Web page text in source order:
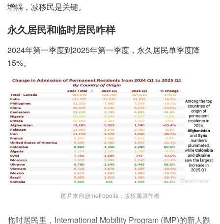
增幅，减移民是关键。
永久居民和临时居民咋样
2024年第一季度到2025年第一季度，永久居民单季度降
15%。
图片来自@metropolis，版权属原作者
临时居民里，International Mobility Program (IMP)的新人跌